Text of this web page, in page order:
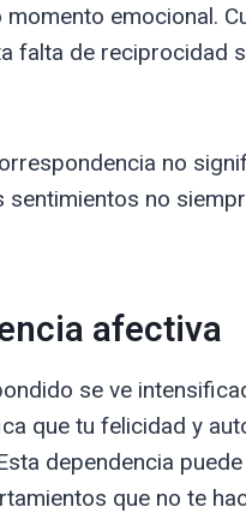
emocional.
falta de reciprocidad
no
sentimientos no
afectiva
se ve
que tu felicidad y
dependencia
que no te